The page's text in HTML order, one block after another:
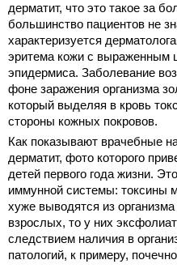
дерматит, что это такое за
большинство пациентов не
характеризуется
эритема кожи с выраженным
эпидермиса. Заболевание
фоне заражения организма
который выделяя в кровь
стороны кожных покровов.
Как показывают врачебные
дерматит, фото которого
детей первого года жизни.
иммунной системы: токсины
хуже выводятся из
взрослых, то у них
следствием наличия в
патологий, к примеру,